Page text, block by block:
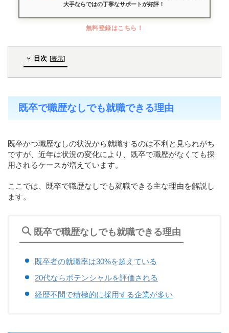
大手ならではの丁寧なサポートが好評！
無料登録はこちら！
目次 [表示]
既卒で職歴なしでも就職できる理由
既卒かつ職歴なしの状況から就職するのは不利と見られがち
ですが、近年は状況の変化により、既卒で職歴がなくても採
用されるケースが増えています。
ここでは、既卒で職歴なしでも就職できる主な理由を解説し
ます。
既卒で職歴なしでも就職できる理由
既卒者の就職率は30%を超えている
20代ならポテンシャルを評価される
経歴不問で積極的に採用する企業が多い